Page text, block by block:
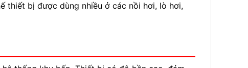
thiết bị được dùng nhiều ở các nồi hơi, lò hơi,